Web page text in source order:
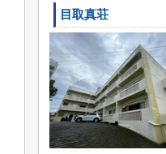
目取真荘